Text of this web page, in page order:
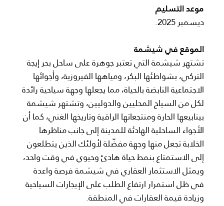
موعد التسليم
ديسمبر 2025.
الموقع في شيشمة
تشتهر شيشمة التي تعتبر جوهرة على ساحل بحر إيجة
التركي، بشواطئها البكر، ومياهها الفيروزية، وأجوائها
الاجتماعية النابضة بالحياة، مما يجعلها وجهة سياحية رائدة
لكل من السياح المحليين والدوليين، وتشتهر شيشمة
بينابيعها الحارة ومنتجعاتها الراقية وتاريخها الغني، كما أن
الأجواء الساحلية الهادئة للمدينة إلى جانب مناظرها
الخلابة تجعل منها وجهة مفضّلة لأولئك الذين يتطلعون
إلى الاستمتاع بنمط حياة هادئ وحيوي في وقت واحد،
ويمثل الاستثمار العقاري في شيشمة فرصة واعدة
في ظل استمرار ارتفاع الطلب على الإيجارات السياحية
وزيادة قيمة العقارات في المنطقة.